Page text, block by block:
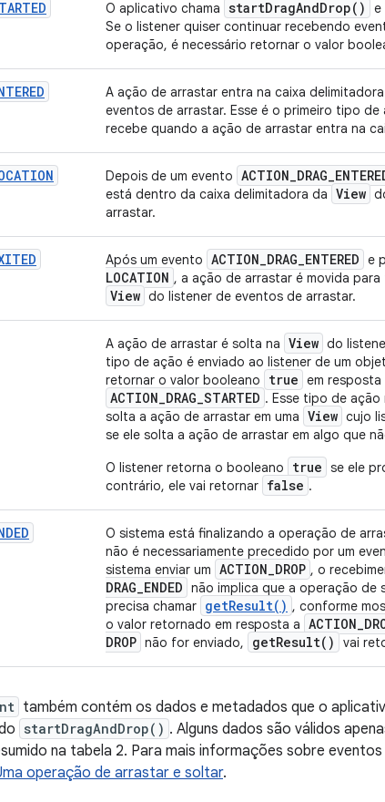
O aplicativo chama startDragAndDrop( )
e
Se o listener quiser continuar recebendo
operação, é necessário retornar o valor
A ação de arrastar entra na caixa
eventos de arrastar. Esse é o primeiro tipo
recebe quando a ação de arrastar entra na
Depois de um evento ACTION_DRAG_
está dentro da caixa delimitadora da View
arrastar.
Após um evento ACTION_DRAG_ENTERED e
LOCATION , a ação de arrastar é movida
View do listener de eventos de arrastar.
A ação de arrastar é solta na View do
tipo de ação é enviado ao listener de um
retornar o valor booleano
true em
ACTION_DRAG_STARTED . Esse tipo de ação
solta a ação de arrastar em uma View cujo
se ele solta a ação de arrastar em algo que
O listener retorna o booleano
true se ele
contrário, ele vai retornar false .
O sistema está finalizando a operação de
não é necessariamente precedido por um
sistema enviar um ACTION_DROP , o
DRAG_ENDED não implica que a operação
precisa chamar getResult( ) , conforme
o valor retornado em resposta a ACTION_
DROP não for enviado, getResult( ) vai
também contém os dados e metadados que o
startDragAndDrop() . Alguns dados são válidos
na tabela 2. Para mais informações sobre
operação de arrastar e soltar.